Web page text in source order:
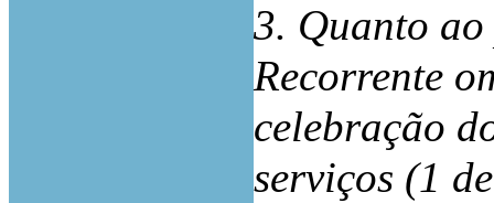
3. Quanto
Recorrente
celebração
serviços (1